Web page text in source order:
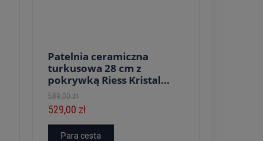
Patelnia ceramiczna
turkusowa 28 cm z
pokrywką Riess Kristal...
589,00 zł
529,00 zł
Para cesta